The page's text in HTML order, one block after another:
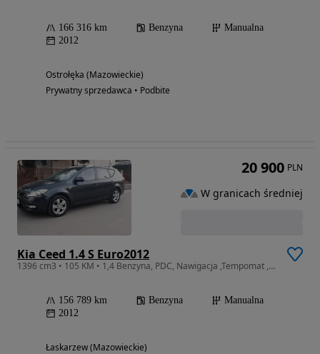
166 316 km Benzyna
Manualna
2012
Ostrołęka (Mazowieckie)
Prywatny sprzedawca • Podbite
Kia Ceed 1.4 S Euro2012
1396 cm3 • 105 KM • 1,4 Benzyna, PDC, Nawigacja ,Tempomat , klimatronik-sprawna
156 789 km Benzyna
Manualna
2012
Łaskarzew (Mazowieckie)
20 900 PLN
W granicach średniej